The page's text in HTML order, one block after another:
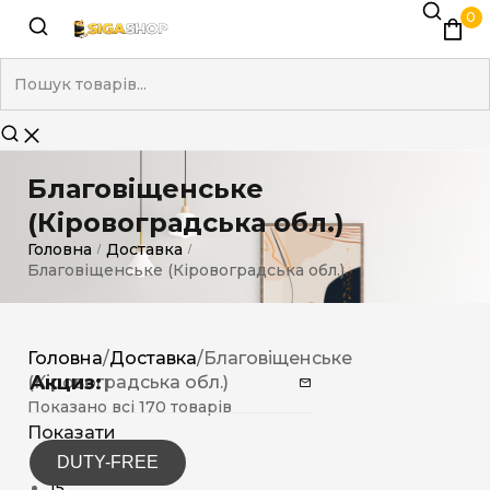
0
Благовіщенське
(Кіровоградська обл.)
Головна / Доставка /
Благовіщенське (Кіровоградська обл.)
Акциз:
DUTY-FREE
Головна/Доставка/Благовіщенське
(Кіровоградська обл.)
Показано всі 170 товарів
Показати
12